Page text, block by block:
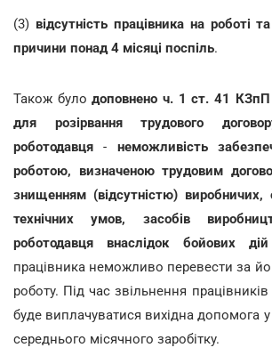
(3) відсутність працівника на роботі
причини понад 4 місяці поспіль.
Також булодоповнено ч. 1 ст. 41
для розірвання трудового
роботодавця - неможливість
роботою, визначеною трудовим
знищенням (відсутністю) виробничих,
технічних умов, засобів
роботодавця внаслідок бойових дій
працівника неможливо перевести за
роботу. Під час звільнення працівників
буде виплачуватися вихідна допомога
середнього місячного заробітку.